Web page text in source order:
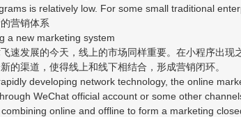
is relatively low. For some small traditional
营销体系
a new marketing system
速发展的今天，线上的市场同样重要。在小程序出
的渠道，使得线上和线下相结合，形成营销闭环。
developing network technology, the online
WeChat official account or some other
online and offline to form a marketing